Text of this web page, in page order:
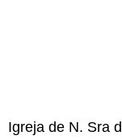
Igreja de N. Sra